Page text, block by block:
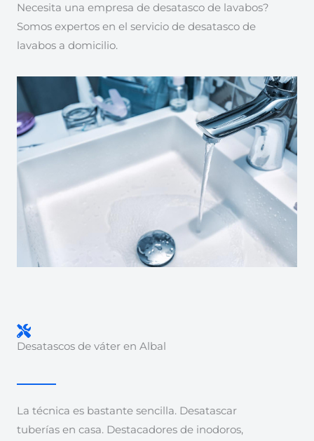
Necesita una empresa de desatasco de lavabos?
Somos expertos en el servicio de desatasco de
lavabos a domicilio.
Desatascos de váter en Albal
La técnica es bastante sencilla. Desatascar
tuberías en casa. Destacadores de inodoros,